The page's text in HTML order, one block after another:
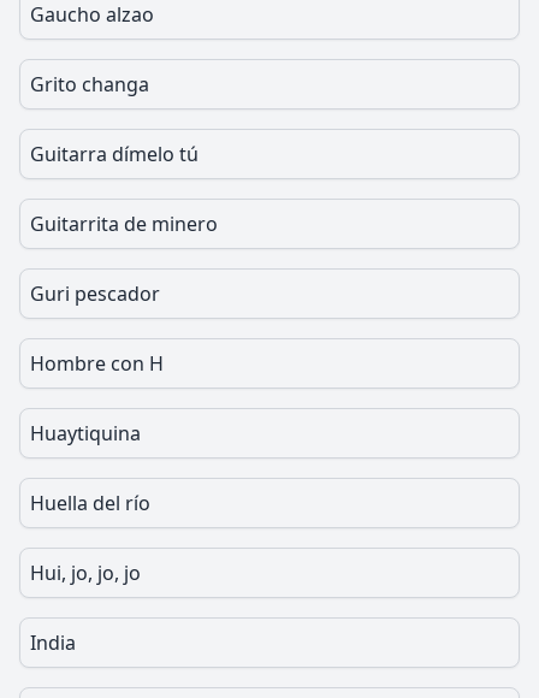
Gaucho alzao
Grito changa
Guitarra dímelo tú
Guitarrita de minero
Guri pescador
Hombre con H
Huaytiquina
Huella del río
Hui, jo, jo, jo
India